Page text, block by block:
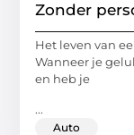
Zonder
Het leven van
Wanneer je
en heb je
...
Auto